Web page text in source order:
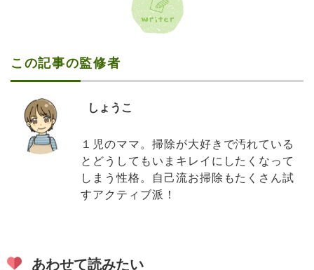
この記事の監修者
しょうこ
１児のママ。掃除が大好きで汚れている
とどうしてもいまキレイにしたくなって
しまう性格。自己流お掃除もたくさん試
すアクティブ派！
あわせて読みたい